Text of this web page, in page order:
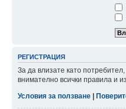
РЕГИСТРАЦИЯ
За да влизате като
внимателно всички правила и
Условия за ползване